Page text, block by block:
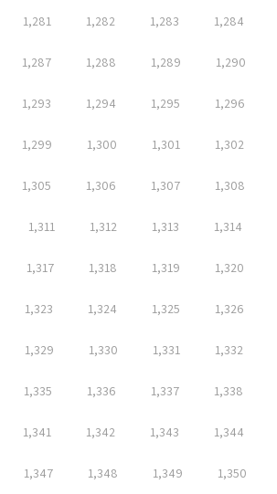
1,281 1,282 1,283 1,284
1,287 1,288 1,289 1,290
1,293 1,294 1,295 1,296
1,299 1,300 1,301 1,302
1,305 1,306 1,307 1,308
1,311 1,312 1,313 1,314
1,317 1,318 1,319 1,320
1,323 1,324 1,325 1,326
1,329 1,330 1,331 1,332
1,335 1,336 1,337 1,338
1,341 1,342 1,343 1,344
1,347 1,348 1,349 1,350